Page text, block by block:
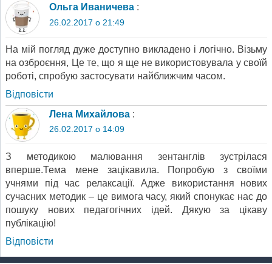
Ольга Иваничева :
26.02.2017 о 21:49
На мій погляд дуже доступно викладено і логічно. Візьму
на озброєння, Це те, що я ще не використовувала у своїй
роботі, спробую застосувати найближчим часом.
Відповіcти
Лена Михайлова :
26.02.2017 о 14:09
З методикою малювання зентанглів зустрілася
вперше.Тема мене зацікавила. Попробую з своїми
учнями під час релаксації. Адже використання нових
сучасних методик – це вимога часу, який спонукає нас до
пошуку нових педагогічних ідей. Дякую за цікаву
публікацію!
Відповіcти